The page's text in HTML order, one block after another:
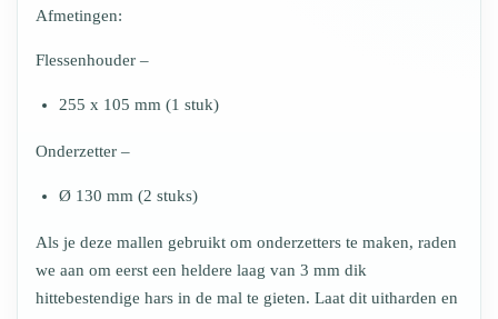
Afmetingen:
Flessenhouder –
255 x 105 mm (1 stuk)
Onderzetter –
Ø 130 mm (2 stuks)
Als je deze mallen gebruikt om onderzetters te maken, raden
we aan om eerst een heldere laag van 3 mm dik
hittebestendige hars in de mal te gieten. Laat dit uitharden en